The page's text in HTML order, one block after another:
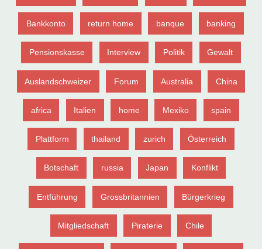
Bankkonto return home banque banking
Pensionskasse Interview Politik Gewalt
Auslandschweizer Forum Australia China
africa Italien home Mexiko spain
Plattform thailand zurich Österreich
Botschaft russia Japan Konflikt
Entführung Grossbritannien Bürgerkrieg
Mitgliedschaft Piraterie Chile